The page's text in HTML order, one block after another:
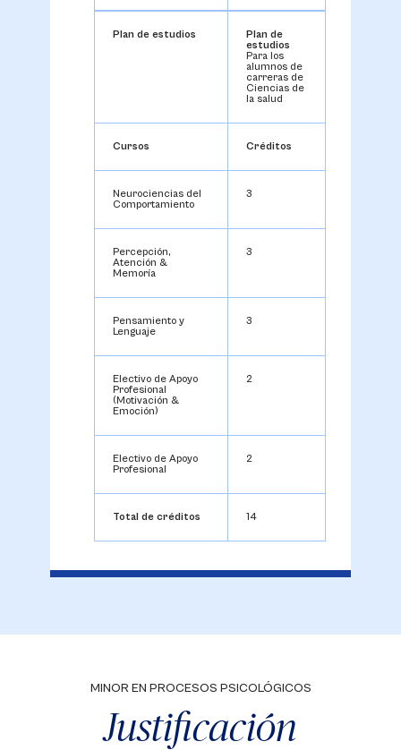
Plan de estudios
Plan de
estudios
Para los
alumnos de
carreras de
Ciencias de
la salud
Cursos Créditos
Neurociencias del
Comportamiento
3
Percepción,
Atención &
Memoría
3
Pensamiento y
Lenguaje
3
Electivo de Apoyo
Profesional
(Motivación &
Emoción)
2
Electivo de Apoyo
Profesional
2
Total de créditos 14
MINOR EN PROCESOS PSICOLÓGICOS
Justificación